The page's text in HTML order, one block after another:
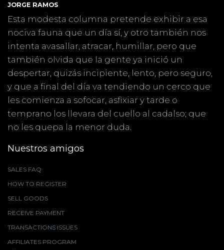
JORGE RAMOS
Esta modesta columna pretende exhibir a esa
nociva fauna que un día sí, y otro también nos
intenta avasallar, atracar, humillar, pero que
también olvida que la gente ya inició un
despertar, quizás incipiente, lento, pero seguro,
y que a final del día va tendiendo un cerco que
les comienza a sofocar, asfixiar y tarde o
temprano los llevara del cuello al cadalso; que
no les quepa la menor duda.
Nuestros amigos
SALES FAQ
HOW TO REGISTER
SELL GOODS
RECEIVE PAYMENT
TRANSACTIONS ISSUES
AFFILIATES PROGRAM